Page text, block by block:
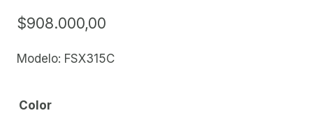
$908.000,00
Modelo: FSX315C
Color